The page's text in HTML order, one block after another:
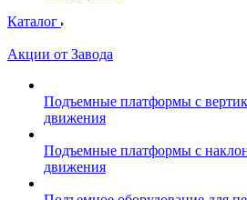
Каталог
Акции от Завода
Подъемные платформы с
движения
Подъемные платформы с
движения